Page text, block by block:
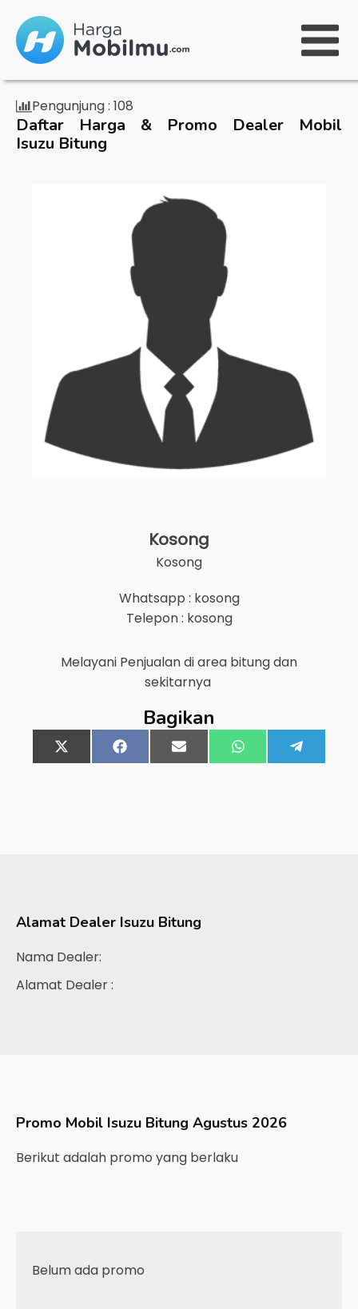
Pengunjung : 108
Daftar Harga & Promo Dealer Mobil
Isuzu Bitung
Kosong
Kosong
Whatsapp : kosong
Telepon : kosong
Melayani Penjualan di area bitungdan
sekitarnya
Bagikan
Share
on
X
(Twitter)
Share
on
FacebookShare
on
Email Share
on
WhatsApp
on
Alamat Dealer Isuzu Bitung
Nama Dealer:
Alamat Dealer :
Promo Mobil Isuzu Bitung Agustus 2026
Berikut adalah promo yang berlaku
Belum ada promo